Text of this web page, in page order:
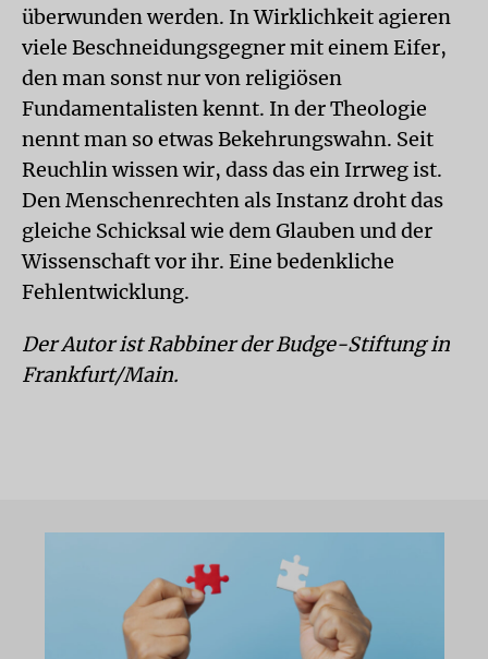
überwunden werden. In Wirklichkeit agieren
viele Beschneidungsgegner mit einem Eifer,
den man sonst nur von religiösen
Fundamentalisten kennt. In der Theologie
nennt man so etwas Bekehrungswahn. Seit
Reuchlin wissen wir, dass das ein Irrweg ist.
Den Menschenrechten als Instanz droht das
gleiche Schicksal wie dem Glauben und der
Wissenschaft vor ihr. Eine bedenkliche
Fehlentwicklung.
Der Autor ist Rabbiner der Budge-Stiftung in
Frankfurt/Main.